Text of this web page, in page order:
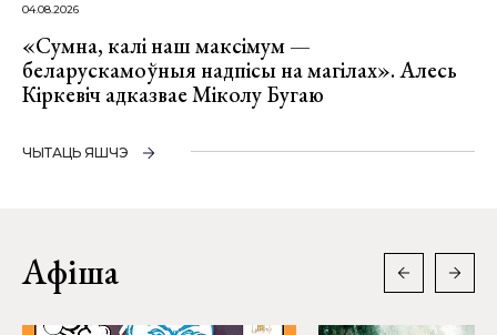
04.08.2026
«Сумна, калі наш максімум —
беларускамоўныя надпісы на магілах». Алесь
Кіркевіч адказвае Міколу Бугаю
ЧЫТАЦЬ ЯШЧЭ
Афіша